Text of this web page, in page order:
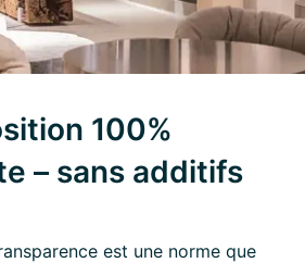
100%
– sans additifs
est une norme que